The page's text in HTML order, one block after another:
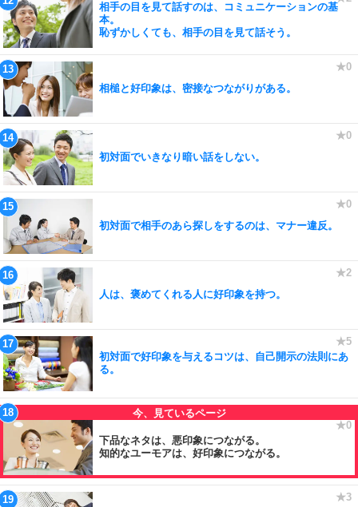
相手の目を見て話すのは、コミュニケーションの基
本。
恥ずかしくても、相手の目を見て話そう。
相槌と好印象は、密接なつながりがある。
初対面でいきなり暗い話をしない。
初対面で相手のあら探しをするのは、マナー違反。
人は、褒めてくれる人に好印象を持つ。
初対面で好印象を与えるコツは、自己開示の法則にあ
る。
下品なネタは、悪印象につながる。
知的なユーモアは、好印象につながる。